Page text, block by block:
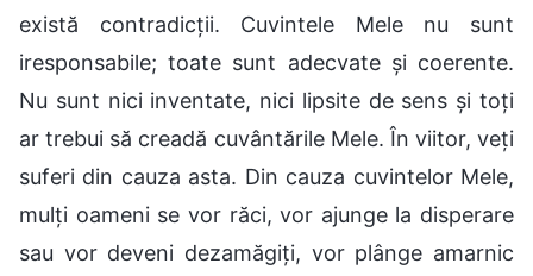
există contradicții. Cuvintele Mele nu sunt
iresponsabile; toate sunt adecvate și coerente.
Nu sunt nici inventate, nici lipsite de sens și toți
ar trebui să creadă cuvântările Mele. În viitor, veți
suferi din cauza asta. Din cauza cuvintelor Mele,
mulți oameni se vor răci, vor ajunge la disperare
sau vor deveni dezamăgiți, vor plânge amarnic